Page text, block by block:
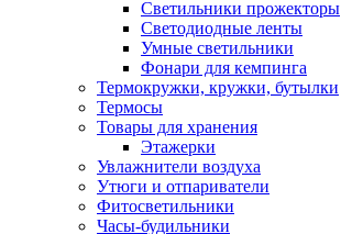
Светильники прожекторы
Светодиодные ленты
Умные светильники
Фонари для кемпинга
Термокружки, кружки, бутылки
Термосы
Товары для хранения
Этажерки
Увлажнители воздуха
Утюги и отпариватели
Фитосветильники
Часы-будильники